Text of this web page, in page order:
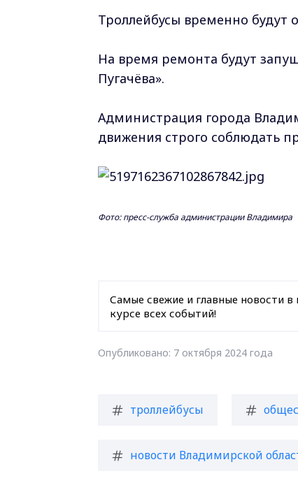
Троллейбусы временно будут
На время ремонта будут
Пугачёва».
Администрация города
движения строго соблюдать
Фото: пресс-служба администрации Владимира
Самые свежие и главные новости в
курсе всех событий!
Опубликовано: 7 октября 2024 года
троллейбусы
новости Владимирской